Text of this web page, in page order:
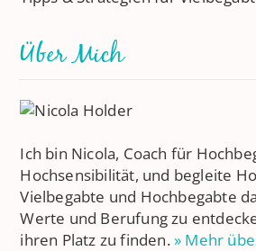
Über Mich
Ich bin Nicola, Coach für
Hochsensibilität, und begleite
Vielbegabte und Hochbegabte
Werte und Berufung zu
ihren Platz zu finden.» Mehr